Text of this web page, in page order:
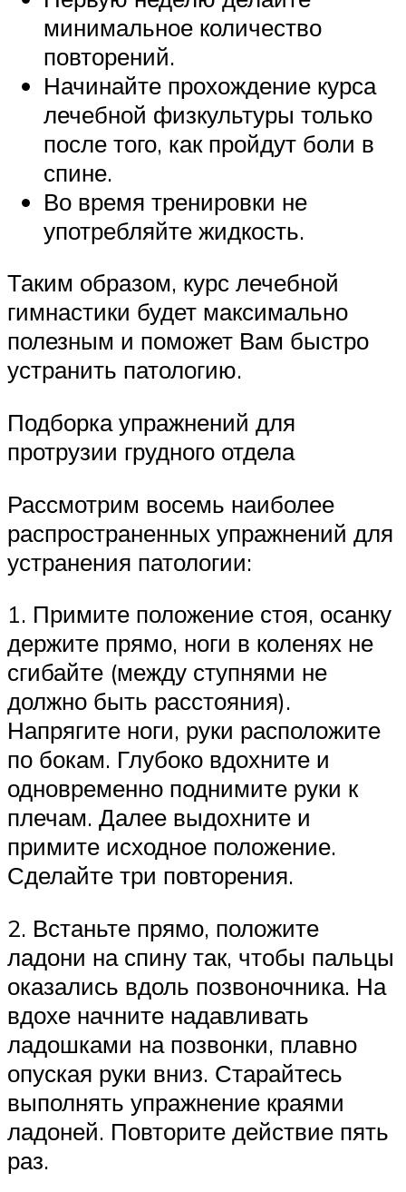
минимальное количество
повторений.
Начинайте прохождение курса
лечебной физкультуры только
после того, как пройдут боли в
спине.
Во время тренировки не
употребляйте жидкость.
Таким образом, курс лечебной
гимнастики будет максимально
полезным и поможет Вам быстро
устранить патологию.
Подборка упражнений для
протрузии грудного отдела
Рассмотрим восемь наиболее
распространенных упражнений для
устранения патологии:
1. Примите положение стоя, осанку
держите прямо, ноги в коленях не
сгибайте (между ступнями не
должно быть расстояния).
Напрягите ноги, руки расположите
по бокам. Глубоко вдохните и
одновременно поднимите руки к
плечам. Далее выдохните и
примите исходное положение.
Сделайте три повторения.
2. Встаньте прямо, положите
ладони на спину так, чтобы пальцы
оказались вдоль позвоночника. На
вдохе начните надавливать
ладошками на позвонки, плавно
опуская руки вниз. Старайтесь
выполнять упражнение краями
ладоней. Повторите действие пять
раз.